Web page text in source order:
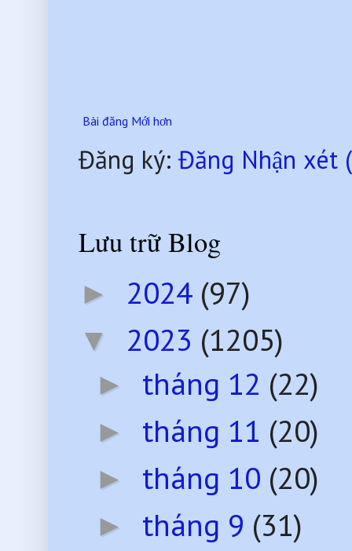
Bài đăng Mới hơn
Đăng ký:Đăng Nhận xét
Lưu trữ Blog
► 2024 (97)
▼ 2023 (1205)
► tháng 12 (22)
► tháng 11 (20)
► tháng 10 (20)
► tháng 9 (31)